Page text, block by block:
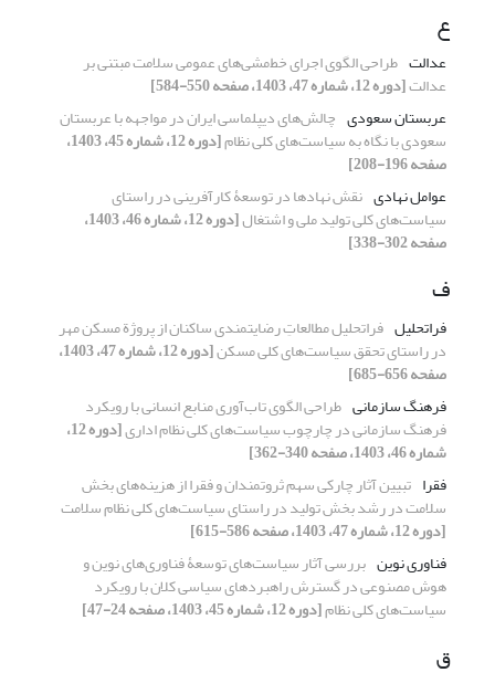
ع
عدالت طراحی الگوی اجرای خط‌مشی‌های عمومی سلامت مبتنی بر
عدالت[دوره 12، شماره 47، 1403، صفحه 550-584]
عربستان سعودی چالش‌های دیپلماسی ایران در مواجهه با عربستان
سعودی با نگاه به سیاست‌های کلی نظام [دوره 12، شماره 45، 1403،
صفحه 196-208]
عوامل نهادی نقش نهادها در توسعۀ کارآفرینی در راستای
سیاست‌های کلی تولید ملی و اشتغال [دوره 12، شماره 46، 1403،
صفحه 302-338]
ف
فراتحلیل فراتحلیل مطالعاتِ رضایتمندی ساکنان از پروژة مسکن مهر
در راستای تحقق سیاست‌های کلی مسکن [دوره 12، شماره 47، 1403،
صفحه 656-685]
فرهنگ سازمانی طراحی الگوی تاب‌آوری منابع انسانی با رویکرد
فرهنگ سازمانی در چارچوب سیاست‌های کلی نظام اداری [دوره 12،
شماره 46، 1403، صفحه 340-362]
فقرا تبیین آثار چارکی سهم ثروتمندان و فقرا از هزینه‌های بخش
سلامت در رشد بخش تولید در راستای سیاست‌های کلی نظام سلامت
[دوره 12، شماره 47، 1403، صفحه 586-615]
فناوری نوین بررسی آثار سیاست‌‌های توسعۀ‌‌ فناوری‌‌های نوین و
هوش مصنوعی در گسترش راهبردهای سیاسی کلان با رویکرد
سیاست‌‌های کلی نظام[دوره 12، شماره 45، 1403، صفحه 24-47]
ق